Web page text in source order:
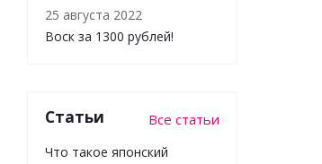
25 августа 2022
Воск за 1300 рублей!
Статьи Все статьи
Что такое японский